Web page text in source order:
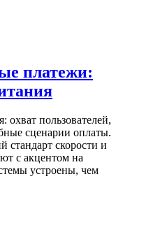
платежи:
пользователей,
сценарии оплаты.
стандарт скорости и
с акцентом на
устроены, чем